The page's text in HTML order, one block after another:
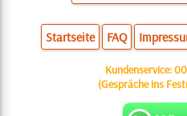
Startseite FAQ
Kundenservice:
(Gespräche ins